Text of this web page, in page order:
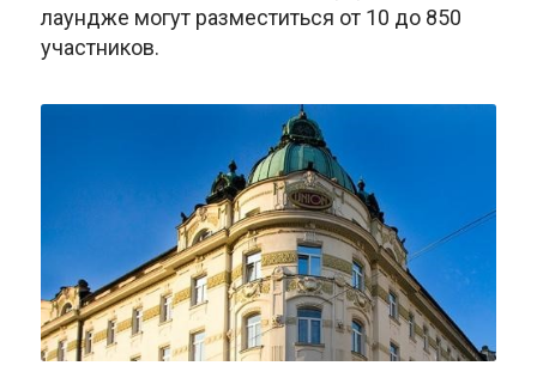
лаундже могут разместиться от 10 до 850
участников.